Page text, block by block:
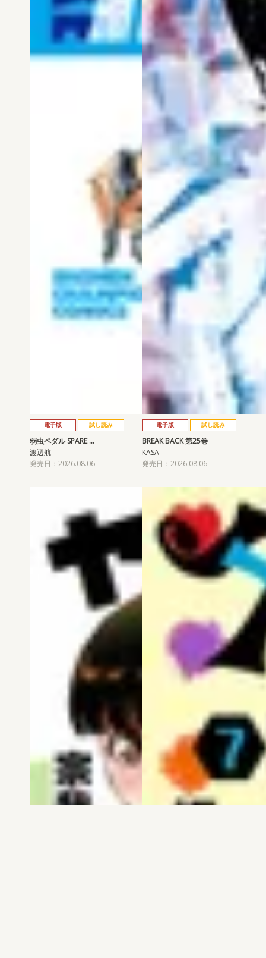
電子版 試し読み
弱虫ペダル SPARE …
渡辺航
発売日：2026.08.06
電子版 試し読み
BREAK BACK 第25巻
KASA
発売日：2026.08.06